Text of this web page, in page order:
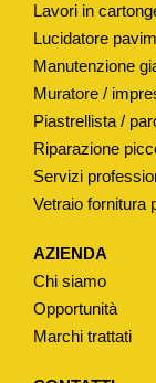
O
D
S
Q
U
Lavori in
Lucidatore
Manutenzione
Muratore /
Piastrellista /
Riparazione
Servizi
Vetraio fornitura
AZIENDA
Chi siamo
Opportunità
Marchi trattati